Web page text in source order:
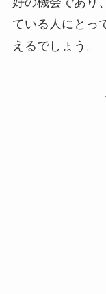
ている人にとっ
えるでしょう。